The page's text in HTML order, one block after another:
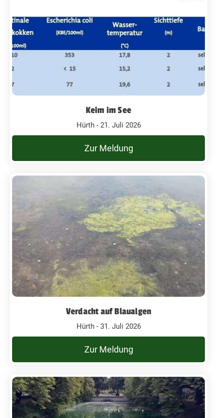
Keim im See
Hürth - 21. Juli 2026
Zur Meldung
Verdacht auf Blaualgen
Hürth - 31. Juli 2026
Zur Meldung